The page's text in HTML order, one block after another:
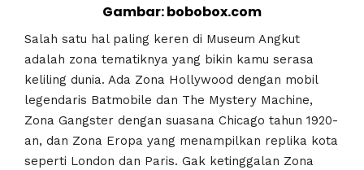
Gambar: bobobox.com
Salah satu hal paling keren di Museum Angkut
adalah zona tematiknya yang bikin kamu serasa
keliling dunia. Ada Zona Hollywood dengan mobil
legendaris Batmobile dan The Mystery Machine,
Zona Gangster dengan suasana Chicago tahun 1920-
an, dan Zona Eropa yang menampilkan replika kota
seperti London dan Paris. Gak ketinggalan Zona